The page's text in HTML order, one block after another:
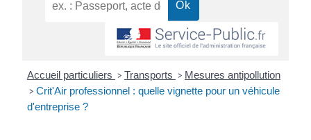
Accueil particuliers > Transports > Mesures antipollution
> Crit'Air professionnel : quelle vignette pour un véhicule
d'entreprise ?